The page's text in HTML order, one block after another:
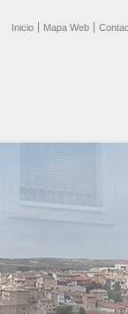
Inicio Mapa Web